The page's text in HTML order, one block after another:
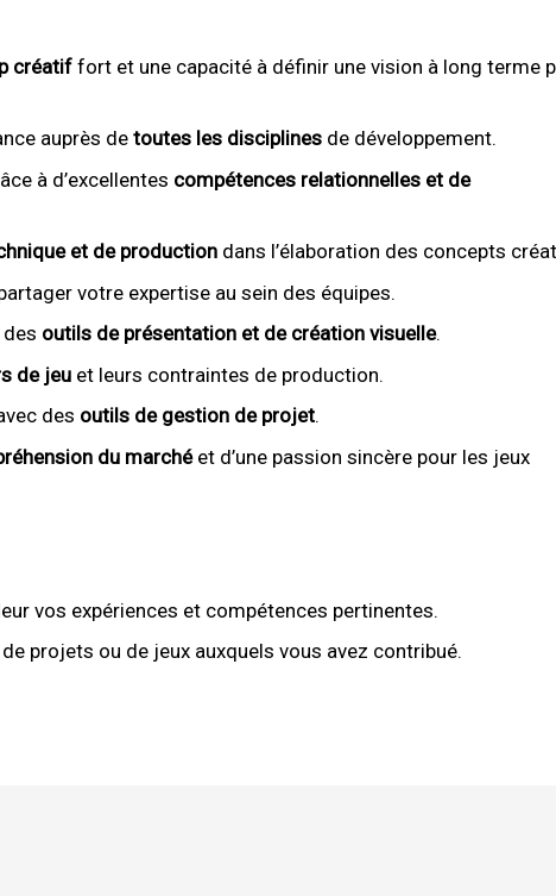
créatiffort et une capacité à définir une vision à long terme
auprès detoutes les disciplinesde développement.
à d’excellentes compétences relationnelles et de
et de productiondans l’élaboration des concepts
votre expertise au sein des équipes.
outils de présentation et de création visuelle.
de jeuet leurs contraintes de production.
des outils de gestion de projet.
du marchéet d’une passion sincère pour les jeux
vos expériences et compétences pertinentes.
projets ou de jeux auxquels vous avez contribué.